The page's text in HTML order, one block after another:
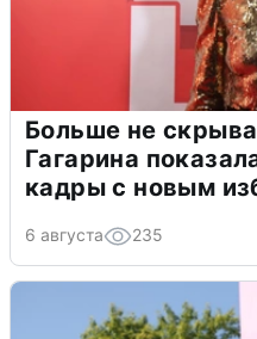
Больше не
Гагарина
кадры с новым
6 августа 235